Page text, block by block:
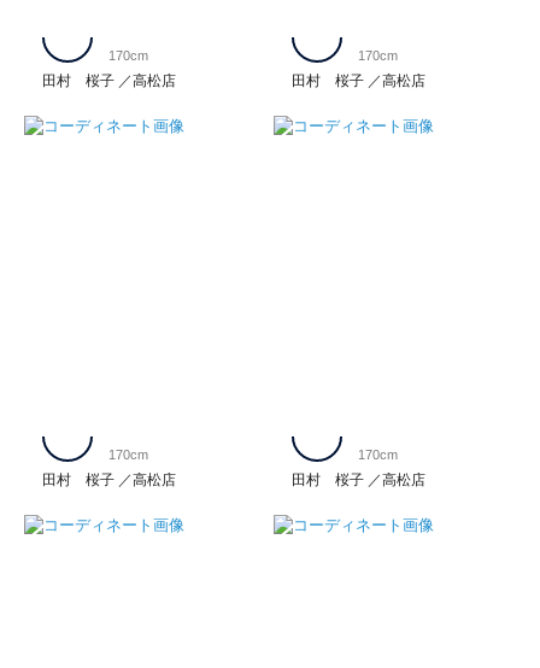
田村 桜子 高松店
170cm
田村 桜子 高松店
170cm
田村 桜子 高松店
170cm
田村 桜子 高松店
170cm